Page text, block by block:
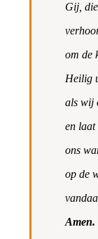
Gij,
om de
Heilig
als wij
en laat
ons
op de
Amen.